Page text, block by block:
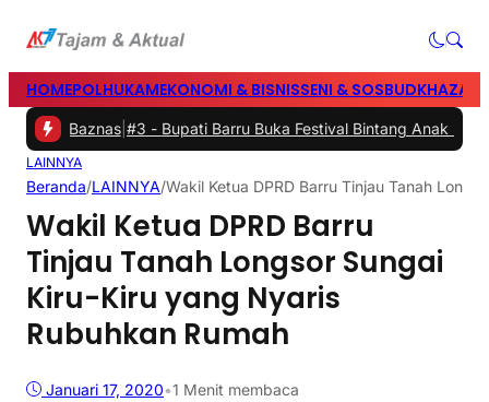
HOMEPOLHUKAMEKONOMI & BISNISSENI & SOSBUD
dan Baznas|#3 -Bupati Barru Buka Festival Bintang Anak
LAINNYA
Beranda/LAINNYA/Wakil Ketua DPRD Barru Tinjau Tanah
Wakil Ketua DPRD Barru
Tinjau Tanah Longsor Sungai
Kiru-Kiru yang Nyaris
Rubuhkan Rumah
Januari 17, 2020•1 Menit membaca